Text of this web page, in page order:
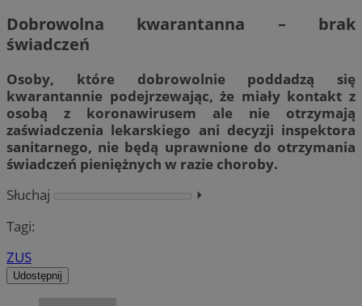
Dobrowolna kwarantanna – brak
świadczeń
Osoby, które dobrowolnie poddadzą się
kwarantannie podejrzewając, że miały kontakt z
osobą z koronawirusem ale nie otrzymają
zaświadczenia lekarskiego ani decyzji inspektora
sanitarnego, nie będą uprawnione do otrzymania
świadczeń pieniężnych w razie choroby.
Słuchaj
⏵︎
Tagi:
ZUS
Udostępnij